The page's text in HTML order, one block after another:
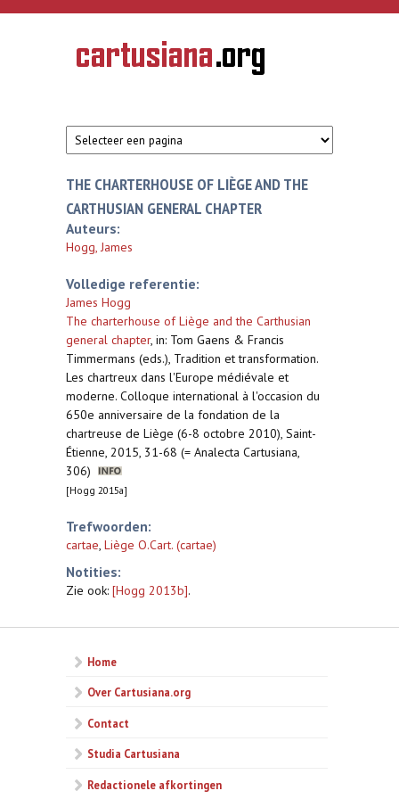
Overslaan en naar de inhoud gaan
CARTUSIANA
Geschiedenis
van de
THE CHARTERHOUSE OF LIÈGE AND THE
CARTHUSIAN GENERAL CHAPTER
Auteurs:
Hogg, James
Volledige referentie:
James Hogg
The charterhouse of Liège and the Carthusian
general chapter, in: Tom Gaens & Francis
Timmermans (eds.), Tradition et transformation.
Les chartreux dans l'Europe médiévale et
moderne. Colloque international à l'occasion du
650e anniversaire de la fondation de la
chartreuse de Liège (6-8 octobre 2010), Saint-
Étienne, 2015, 31-68 (= Analecta Cartusiana,
306)
[Hogg 2015a]
Trefwoorden:
cartae, Liège O.Cart. (cartae)
Notities:
Zie ook: [Hogg 2013b].
Home
Over Cartusiana.org
Contact
Studia Cartusiana
Redactionele afkortingen